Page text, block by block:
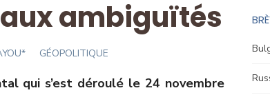
ambiguïtés
GÉOPOLITIQUE
qui s’est déroulé le 24 novembre